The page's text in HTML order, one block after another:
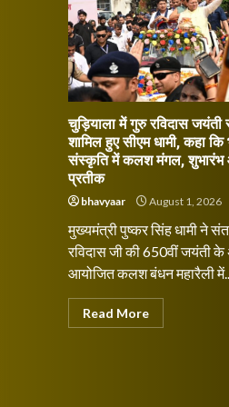
चुड़ियाला में गुरु रविदास जयंती
शामिल हुए सीएम धामी, कहा कि
संस्कृति में कलश मंगल, शुभारंभ
प्रतीक
bhavyaar August 1, 2026
मुख्यमंत्री पुष्कर सिंह धामी ने
रविदास जी की 650वीं जयंती
आयोजित कलश बंधन महारैली
Read More